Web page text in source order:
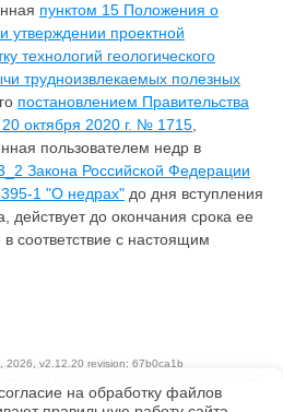
пунктом 15 Положения о
утверждении проектной
технологий геологического
трудноизвлекаемых полезных
постановлением Правительства
октября 2020 г. № 1715
пользователем недр в
Закона Российской Федерации
1 "О недрах" до дня вступления
действует до окончания срока ее
соответствие с настоящим
, 2026, v2.12.20 revision: 67b0ca1b
1.01, 3.01
политика
на обработку файлов